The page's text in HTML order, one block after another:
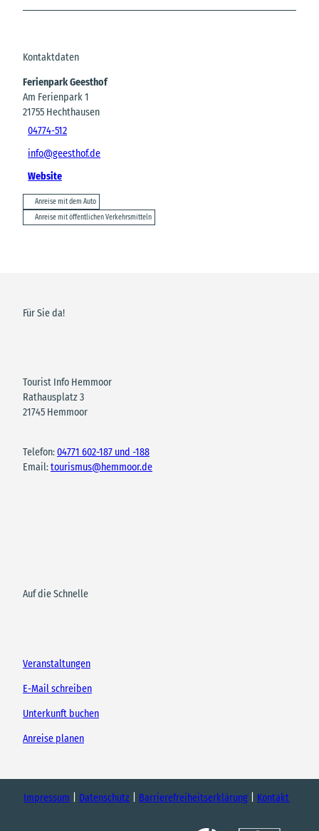
Kontaktdaten
Ferienpark Geesthof
Am Ferienpark 1
21755 Hechthausen
04774-512
info@geesthof.de
Website
Anreise mit dem Auto
Anreise mit öffentlichen Verkehrsmitteln
Für Sie da!
Tourist Info Hemmoor
Rathausplatz 3
21745 Hemmoor
Telefon:04771 602-187 und -188
Email:tourismus@hemmoor.de
Auf die Schnelle
Veranstaltungen
E-Mail schreiben
Unterkunft buchen
Anreise planen
Impressum Datenschutz Barrierefreiheitserklärung Kontakt